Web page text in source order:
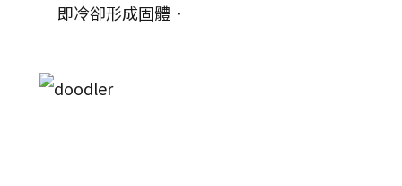
即冷卻形成固體．